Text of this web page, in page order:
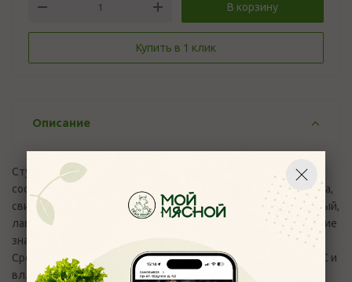
В корзину
Купить в 1 клик
Описание
Студень свино-говяжий, категории А. Изготовлен в
соответствии с СТО 2005678007-001-2023. Состав: говядина,
свинина, лук репчатый, морковь, желатин, соль, перец черный,
лавровый лист. Пищевая и энергетическая ценность (средние
значения) в 100 г: белки 10 г, жир 20 г.;227 кКал / 920,6 кДж.
Срок годности 5 суток. Хранить при температуре от 0 до 6 С и
вл. воздуха не выше 75%. ПРодукт готов к употреблению.